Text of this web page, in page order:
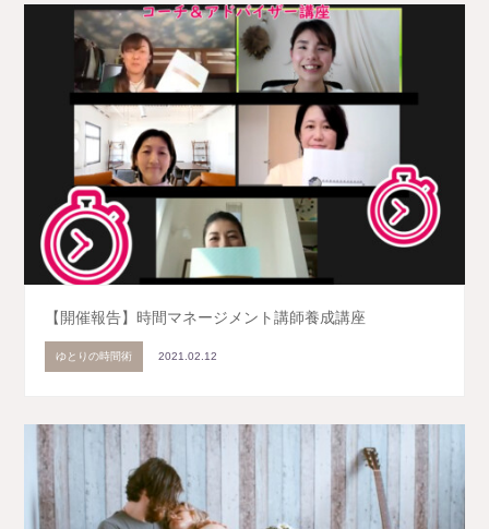
【開催報告】時間マネージメント講師養成講座
ゆとりの時間術 2021.02.12